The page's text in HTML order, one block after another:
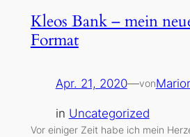
Kleos Bank – mein
Format
Apr. 21, 2020—von
in Uncategorized
Vor einiger Zeit habe ich mein